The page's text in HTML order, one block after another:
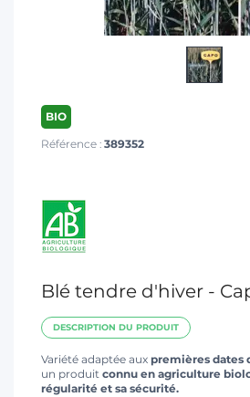
BIO
Référence : 389352
Blé tendre d'hiver -
DESCRIPTION DU PRODUIT
Variété adaptée aux premières dates
un produit connu en agriculture
régularité et sa sécurité.